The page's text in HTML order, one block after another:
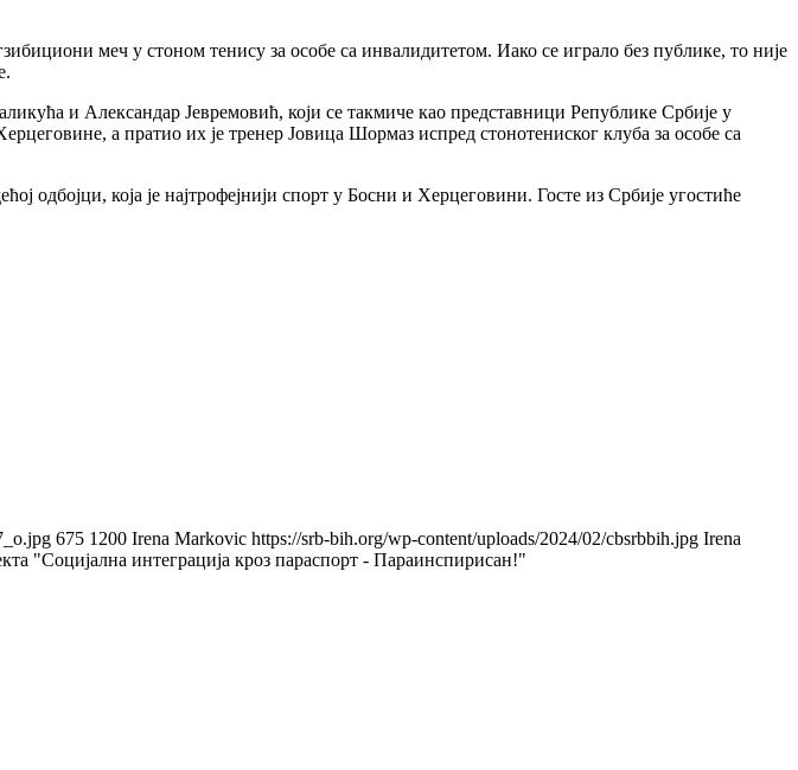
меч у стоном тенису за особе са инвалидитетом. Иако се играло без публике, то није
и Александар Јевремовић, који се такмиче као представници Републике Србије у
а пратио их је тренер Јовица Шормаз испред стонотениског клуба за особе са
одбојци, која је најтрофејнији спорт у Босни и Херцеговини. Госте из Србије угостиће
675 1200 Irena Markovic https://srb-bih.org/wp-content/uploads/2024/02/cbsrbbih.jpg Irena
"Социјална интеграција кроз параспорт - Параинспирисан!"